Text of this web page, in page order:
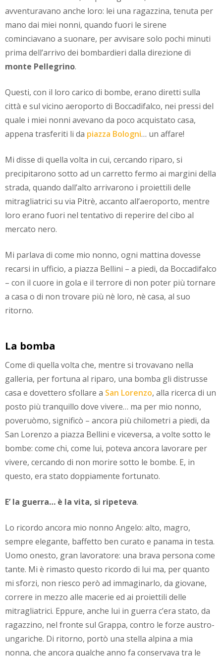
avventuravano anche loro: lei una ragazzina, tenuta per
mano dai miei nonni, quando fuori le sirene
cominciavano a suonare, per avvisare solo pochi minuti
prima dell’arrivo dei bombardieri dalla direzione di
monte Pellegrino.
Questi, con il loro carico di bombe, erano diretti sulla
città e sul vicino aeroporto di Boccadifalco, nei pressi del
quale i miei nonni avevano da poco acquistato casa,
appena trasferiti li da piazza Bologni… un affare!
Mi disse di quella volta in cui, cercando riparo, si
precipitarono sotto ad un carretto fermo ai margini della
strada, quando dall’alto arrivarono i proiettili delle
mitragliatrici su via Pitrè, accanto all’aeroporto, mentre
loro erano fuori nel tentativo di reperire del cibo al
mercato nero.
Mi parlava di come mio nonno, ogni mattina dovesse
recarsi in ufficio, a piazza Bellini – a piedi, da Boccadifalco
– con il cuore in gola e il terrore di non poter più tornare
a casa o di non trovare più nè loro, nè casa, al suo
ritorno.
La bomba
Come di quella volta che, mentre si trovavano nella
galleria, per fortuna al riparo, una bomba gli distrusse
casa e dovettero sfollare a San Lorenzo, alla ricerca di un
posto più tranquillo dove vivere… ma per mio nonno,
poveruòmo, significò – ancora più chilometri a piedi, da
San Lorenzo a piazza Bellini e viceversa, a volte sotto le
bombe: come chi, come lui, poteva ancora lavorare per
vivere, cercando di non morire sotto le bombe. E, in
questo, era stato doppiamente fortunato.
E’ la guerra… è la vita, si ripeteva.
Lo ricordo ancora mio nonno Angelo: alto, magro,
sempre elegante, baffetto ben curato e panama in testa.
Uomo onesto, gran lavoratore: una brava persona come
tante. Mi è rimasto questo ricordo di lui ma, per quanto
mi sforzi, non riesco però ad immaginarlo, da giovane,
correre in mezzo alle macerie ed ai proiettili delle
mitragliatrici. Eppure, anche lui in guerra c’era stato, da
ragazzino, nel fronte sul Grappa, contro le forze austro-
ungariche. Di ritorno, portò una stella alpina a mia
nonna, che ancora qualche anno fa conservava tra le